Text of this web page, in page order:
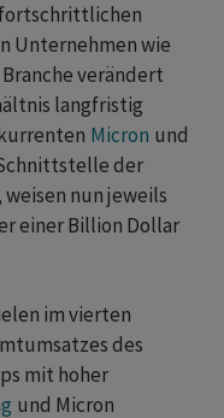
Unternehmen wie
verändert
langfristig
Micron und
der
nun jeweils
einer Billion Dollar
im vierten
des
mit hoher
und Micron